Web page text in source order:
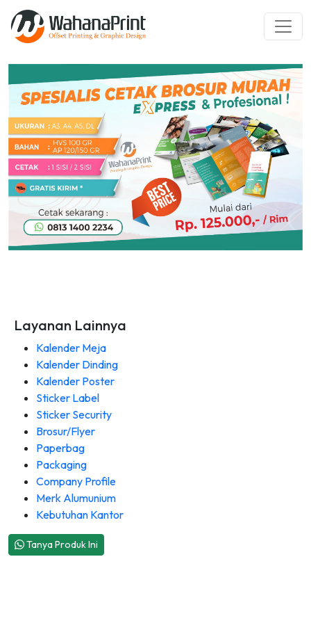
Layanan Lainnya
Kalender Meja
Kalender Dinding
Kalender Poster
Sticker Label
Sticker Security
Brosur/Flyer
Paperbag
Packaging
Company Profile
Merk Alumunium
Kebutuhan Kantor
Tanya Produk Ini